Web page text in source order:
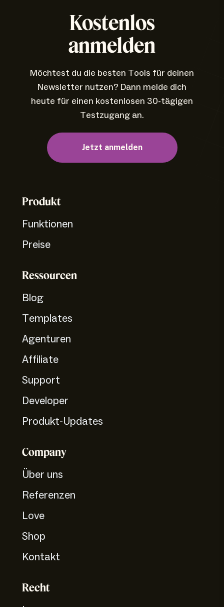
Kostenlos
anmelden
Möchtest du die besten Tools für deinen
Newsletter nutzen? Dann melde dich
heute für einen kostenlosen 30-tägigen
Testzugang an.
Jetzt anmelden
Produkt
Funktionen
Preise
Ressourcen
Blog
Templates
Agenturen
Affiliate
Support
Developer
Produkt-Updates
Company
Über uns
Referenzen
Love
Shop
Kontakt
Recht